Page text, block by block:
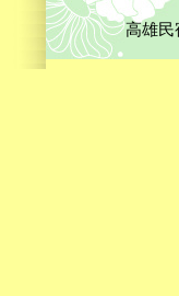
高雄民